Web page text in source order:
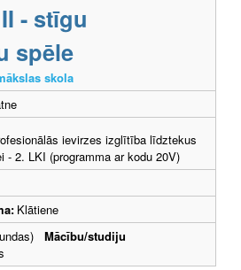
- stīgu
spēle
skola
ievirzes izglītība līdztekus
- 2. LKI (programma ar kodu 20V)
Klātiene
Mācību/studiju